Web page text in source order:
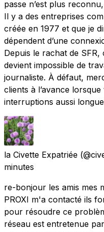
passe n’est plus
Il y a des entreprises
créée en 1977 et que je
dépendent d’une
Depuis le rachat de SFR,
devient impossible de
journaliste. À défaut,
clients à l’avance
interruptions aussi
la Civette Expatriée
minutes
re-bonjour les amis mes
PROXI m'a contacté ils
pour résoudre ce
réseau est entretenue